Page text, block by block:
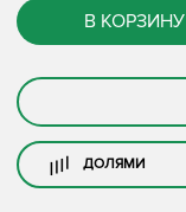
В КОРЗИНУ
ДОЛЯМИ